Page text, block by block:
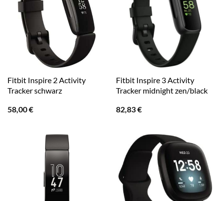
Fitbit Inspire 2 Activity
Tracker schwarz
58,00€
Fitbit Inspire 3 Activity
Tracker midnight zen/black
82,83€